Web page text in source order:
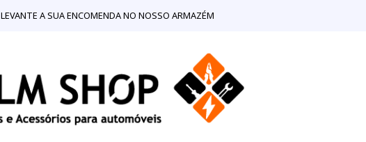
LEVANTE A SUA ENCOMENDA NO NOSSO ARMAZÉM
Motores e Componentes para Motores Cabeça de motor 1.5 dci
Cabeça de motor 1.5 dci
Show stock from locations